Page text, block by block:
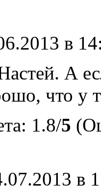
в
А
что у
1.8/5
в